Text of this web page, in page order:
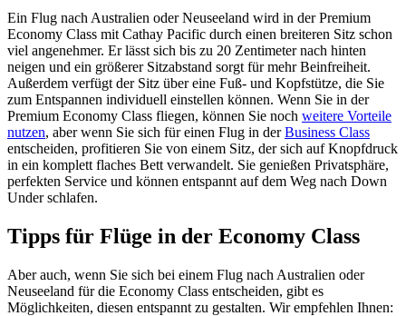
Ein Flug nach Australien oder Neuseeland wird in der Premium
Economy Class mit Cathay Pacific durch einen breiteren Sitz schon
viel angenehmer. Er lässt sich bis zu 20 Zentimeter nach hinten
neigen und ein größerer Sitzabstand sorgt für mehr Beinfreiheit.
Außerdem verfügt der Sitz über eine Fuß- und Kopfstütze, die Sie
zum Entspannen individuell einstellen können. Wenn Sie in der
Premium Economy Class fliegen, können Sie noch weitere Vorteile
nutzen, aber wenn Sie sich für einen Flug in derBusiness Class
entscheiden, profitieren Sie von einem Sitz, der sich auf Knopfdruck
in ein komplett flaches Bett verwandelt. Sie genießen Privatsphäre,
perfekten Service und können entspannt auf dem Weg nach Down
Under schlafen.
Tipps für Flüge in der Economy Class
Aber auch, wenn Sie sich bei einem Flug nach Australien oder
Neuseeland für die Economy Class entscheiden, gibt es
Möglichkeiten, diesen entspannt zu gestalten. Wir empfehlen Ihnen: